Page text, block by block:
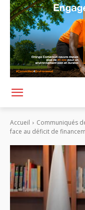
Accueil Communiqués
face au déficit de